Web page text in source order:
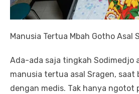
Manusia Tertua Mbah Gotho Asal
Ada-ada saja tingkah Sodimedjo
manusia tertua asal Sragen, saat
dengan medis. Tak hanya ngotot